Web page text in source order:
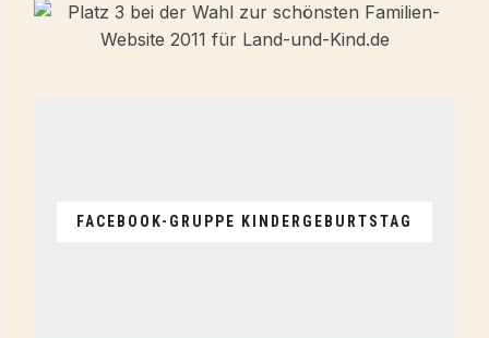
FACEBOOK-GRUPPE KINDERGEBURTSTAG